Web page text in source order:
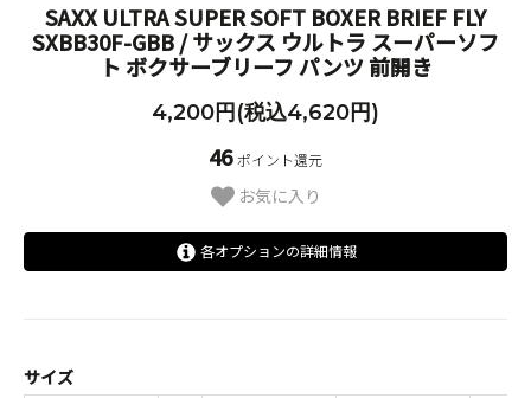
SAXX ULTRA SUPER SOFT BOXER BRIEF FLY
SXBB30F-GBB / サックス ウルトラ スーパーソフ
ト ボクサーブリーフ パンツ 前開き
4,200円(税込4,620円)
46ポイント還元
お気に入り
各オプションの詳細情報
サイズ